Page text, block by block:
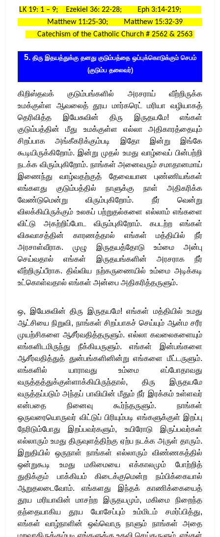
LK 19: 1 – 9; Ezekiel 36: 22-28; Eph 3:14-219;
Matthew 11:25-30; Matthew 15:32-39
Catechism of the Catholic Church # 2562 & 2563
5.திரு இதயத்துக்கு தனது குடும்பத்தை ஒப்புக்கொடுக்கும் செபம்
(குடும்ப தலைவர்)
கிறிஸ்தவக் குடும்பங்களில் அரசராய் வீற்றிருக்க
உமக்குள்ள ஆவலைத் தூய மார்கரெட் மரியா வழியாகத்
தெரிவித்த இயேசுவின் திரு இருதயமே! எங்கள்
குடும்பத்தின் மீது உமக்குள்ள எல்லா அதிகாரத்தையும்
சிறப்பாக அங்கீகரிக்கும்படி இதோ இன்று இங்கே
கூடியிருக்கிறோம். இன்று முதல் உமது வாழ்வைப் பின்பற்றி
நடக்க விரும்புகிறோம். நாங்கள் அனைவரும் சமாதானமாய்
இணைந்து வாழ்வதற்குத் தேவையான புண்ணியங்கள்
எங்களது குடும்பத்தில் நாளுக்கு நாள் அதிகரிக்க
வேண்டுமென்று விரும்புகிறோம். நீர் வென்று
விலக்கியிருக்கும் உலகப் பற்றுதல்களை எல்லாம் எங்களை
விட்டு அகற்றிப்போட விரும்புகிறோம். கபடற்ற எங்கள்
விசுவாசத்தின் காரணத்தால் எங்கள் மத்தியில் நீர்
அரசாள்வீராக. முழு இருதயத்தோடு உம்மை அன்பு
செய்வதால் எங்கள் இருதயங்களின் அரசராக நீர்
வீற்றிருப்பீராக. திவ்விய நற்கருணையில் உம்மை அடிக்கடி
உட்கொள்வதால் எங்கள் அன்பை அதிகரித்தருளும்.
ஒ, இயேசுவின் திரு இருதயமே! எங்கள் மத்தியில் உமது
ஆட்சியை நிறுவி, நாங்கள் சிறப்பாகச் செய்யும் ஆன்ம சரீர
முயற்சிகளை ஆசீர்வதித்தருளும். எல்லா கவலைகளையும்
எங்களிடமிருந்து நீக்கியருளும். எங்கள் இன்பங்களை
ஆசீர்வதித்துத் துன்பங்களினின்று எங்களை மீட்டருளும்.
எங்களில் யாராவது உம்மை எப்போதாவது
வருத்தத்துக்குள்ளாக்கியிருந்தால், திரு இருதயமே
வருத்தப்படும் அந்தப் பாவியின் மீதும் நீர் இரக்கம் உள்ளவர்
என்பதை நினைவு கூர்ந்தருளும். நாங்கள்
ஒருவரையொருவர் விட்டுப் பிரியும்படி எங்களுக்குள் இறப்பு
நேரிடும்போது இறப்பவர்களும், உயிரோடு இருப்பவர்கள்
எல்லாரும் உமது திருவுளத்திற்கு ஏற்ப நடக்க அருள் தாரும்.
இறுதியில் ஒருநாள் நாங்கள் எல்லாரும் விண்ணகத்தில்
ஒன்றுகூடி உமது மகிமையை எக்காலமும் போற்றித்
துதிக்கும் பாக்கியம் கிடைக்குமென்ற நம்பிக்கையால்
ஆறுதலடைவோம். எங்களது இந்தக் காணிக்கையைத்
தூய மரியாவின் மாசற்ற இருதயமும், மகிமை நிறைந்த
தந்தையாகிய தூய யோசேப்பும் உம்மிடம் சமர்ப்பித்து,
எங்கள் வாழ்நாளின் ஒவ்வொரு நாளும் நாங்கள் அதை
மறவாதிருக்கும்படி எங்களுக்கு உதவி செய்தருளும். எங்கள்